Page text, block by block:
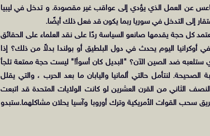
عن العمل الذي يؤدي إلى عواقب غير مقصودة. و تدخل في ليبيا
إلى التدخل في سوريا ربما يكون قد فعل ذلك أيضًا.
كل حجة يقدمها صانعو السياسة ردًا على نقد العلماء على الحقائق
اليوم يحدث في دول البلطيق أو بولندا بدلاً من ذلك؟ إذا
ستلعبه ضد الصين الآن؟ "البديل كان أسوأ!" ليست حجة ممتعة تلجأ
لنتأمل حالتي ألمانيا واليابان ما بعد الحرب ، والتي يقلل
الثاني من القرن العشرين لو كانت الولايات المتحدة قد اتبعت
لهذه البلدان في عام 1945 ، عن طريق سحب القوات الأمريكية وترك أوروبا وآسيا يحلان مشاكلهما.ستبدو